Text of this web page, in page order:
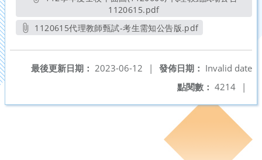
1120615.pdf另開新視窗
1120615代理教師甄試-考生需知公告版.pdf
發佈日期： Invalid date
最後更新日期： 2023-06-12
|
點閱數： 4214 |